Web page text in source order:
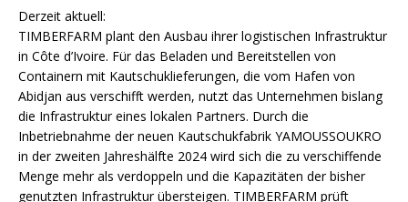
Derzeit aktuell:
TIMBERFARM plant den Ausbau ihrer logistischen Infrastruktur
in Côte d’Ivoire. Für das Beladen und Bereitstellen von
Containern mit Kautschuklieferungen, die vom Hafen von
Abidjan aus verschifft werden, nutzt das Unternehmen bislang
die Infrastruktur eines lokalen Partners. Durch die
Inbetriebnahme der neuen Kautschukfabrik YAMOUSSOUKRO
in der zweiten Jahreshälfte 2024 wird sich die zu verschiffende
Menge mehr als verdoppeln und die Kapazitäten der bisher
genutzten Infrastruktur übersteigen. TIMBERFARM prüft